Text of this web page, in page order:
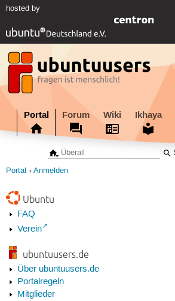
hosted by
Portal Forum Wiki Ikhaya
Portal Anmelden
Ubuntu
FAQ
Verein
ubuntuusers.de
Über ubuntuusers.de
Portalregeln
Mitglieder